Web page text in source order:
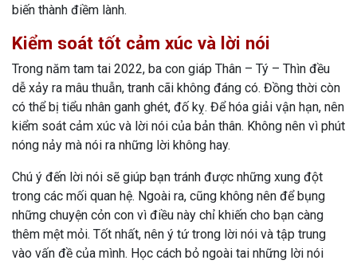
biến thành điềm lành.
Kiểm soát tốt cảm xúc và lời nói
Trong năm tam tai 2022, ba con giáp Thân – Tý – Thìn đều
dễ xảy ra mâu thuẫn, tranh cãi không đáng có. Đồng thời còn
có thể bị tiểu nhân ganh ghét, đố kỵ. Để hóa giải vận hạn, nên
kiểm soát cảm xúc và lời nói của bản thân. Không nên vì phút
nóng nảy mà nói ra những lời không hay.
Chú ý đến lời nói sẽ giúp bạn tránh được những xung đột
trong các mối quan hệ. Ngoài ra, cũng không nên để bụng
những chuyện cỏn con vì điều này chỉ khiến cho bạn càng
thêm mệt mỏi. Tốt nhất, nên ý tứ trong lời nói và tập trung
vào vấn đề của mình. Học cách bỏ ngoài tai những lời nói